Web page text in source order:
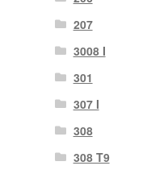
207
3008 I
301
307 I
308
308 T9